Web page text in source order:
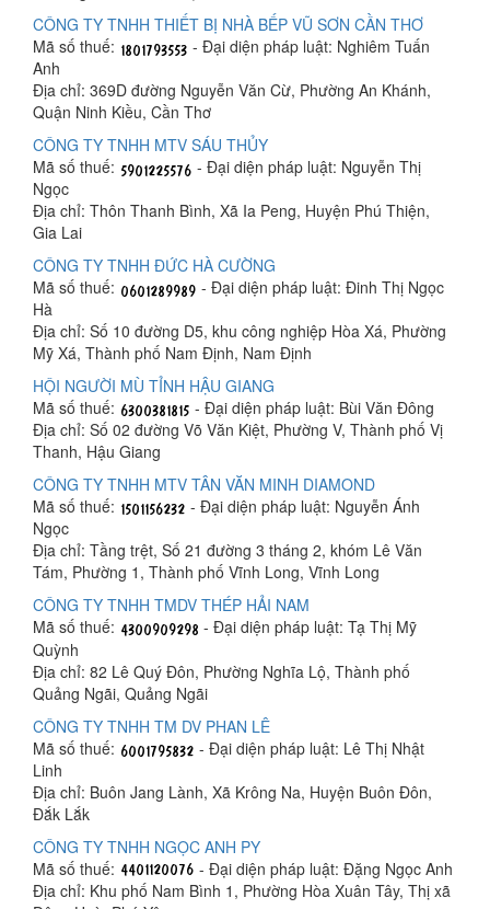
CÔNG TY TNHH THIẾT BỊ NHÀ BẾP VŨ SƠN CẦN THƠ
Mã số thuế:
- Đại diện pháp luật: Nghiêm Tuấn
Anh
Địa chỉ: 369D đường Nguyễn Văn Cừ, Phường An Khánh,
Quận Ninh Kiều, Cần Thơ
CÔNG TY TNHH MTV SÁU THỦY
Mã số thuế:
- Đại diện pháp luật: Nguyễn Thị
Ngọc
Địa chỉ: Thôn Thanh Bình, Xã Ia Peng, Huyện Phú Thiện,
Gia Lai
CÔNG TY TNHH ĐỨC HÀ CƯỜNG
Mã số thuế:
- Đại diện pháp luật: Đinh Thị Ngọc
Hà
Địa chỉ: Số 10 đường D5, khu công nghiệp Hòa Xá, Phường
Mỹ Xá, Thành phố Nam Định, Nam Định
HỘI NGƯỜI MÙ TỈNH HẬU GIANG
Mã số thuế:
- Đại diện pháp luật: Bùi Văn Đông
Địa chỉ: Số 02 đường Võ Văn Kiệt, Phường V, Thành phố Vị
Thanh, Hậu Giang
CÔNG TY TNHH MTV TÂN VĂN MINH DIAMOND
Mã số thuế:
- Đại diện pháp luật: Nguyễn Ánh
Ngọc
Địa chỉ: Tầng trệt, Số 21 đường 3 tháng 2, khóm Lê Văn
Tám, Phường 1, Thành phố Vĩnh Long, Vĩnh Long
CÔNG TY TNHH TMDV THÉP HẢI NAM
Mã số thuế:
- Đại diện pháp luật: Tạ Thị Mỹ
Quỳnh
Địa chỉ: 82 Lê Quý Đôn, Phường Nghĩa Lộ, Thành phố
Quảng Ngãi, Quảng Ngãi
CÔNG TY TNHH TM DV PHAN LÊ
Mã số thuế:
- Đại diện pháp luật: Lê Thị Nhật
Linh
Địa chỉ: Buôn Jang Lành, Xã Krông Na, Huyện Buôn Đôn,
Đắk Lắk
CÔNG TY TNHH NGỌC ANH PY
Mã số thuế:
- Đại diện pháp luật: Đặng Ngọc Anh
Địa chỉ: Khu phố Nam Bình 1, Phường Hòa Xuân Tây, Thị xã